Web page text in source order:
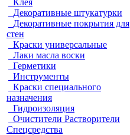
Клея
Декоративные штукатурки
Декоративные покрытия для
стен
Краски универсальные
Лаки масла воски
Герметики
Инструменты
Краски специального
назначения
Гидроизоляция
Очистители Растворители
Спецсредства